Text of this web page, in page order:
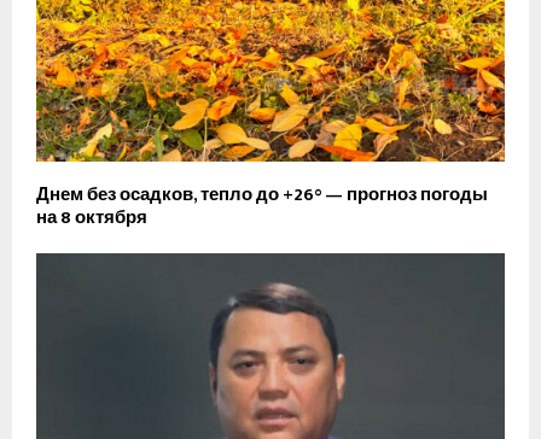
Днем без осадков, тепло до +26° — прогноз погоды
на 8 октября